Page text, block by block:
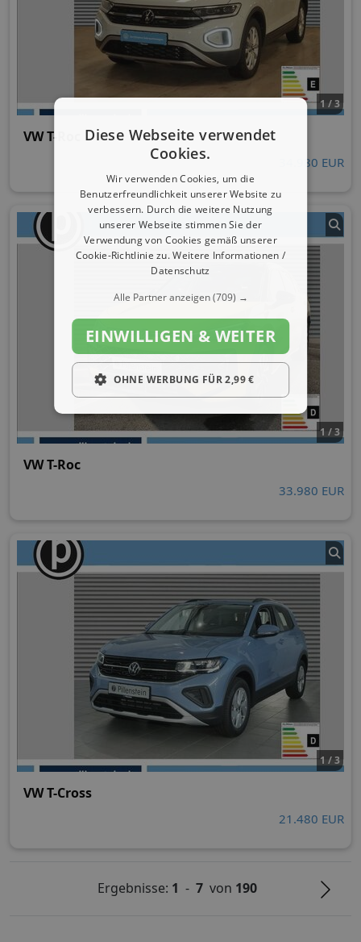
1 / 3
VW T-Roc
34.980 EUR
1 / 3
VW T-Roc
33.980 EUR
1 / 3
VW T-Cross
21.480 EUR
Ergebnisse: 1 - 7von 190
Diese Webseite verwendet
Cookies.
Wir verwenden Cookies, um die
Benutzerfreundlichkeit unserer Website zu
verbessern. Durch die weitere Nutzung
unserer Webseite stimmen Sie der
Verwendung von Cookies gemäß unserer
Cookie-Richtlinie zu.Weitere Informationen /
Datenschutz
Alle Partner anzeigen(709) →
EINWILLIGEN & WEITER
OHNE WERBUNG FÜR 2,99 €